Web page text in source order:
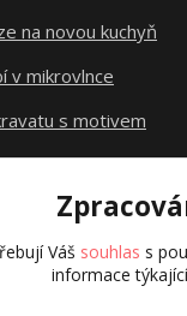
na novou kuchyň
v mikrovlnce
s motivem
Váš souhlas s
informace